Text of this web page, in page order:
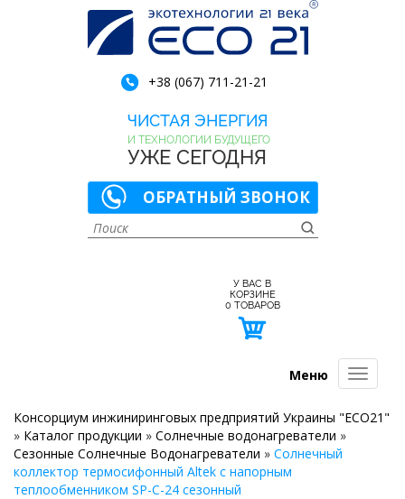
+38 (067) 711-21-21
ЧИСТАЯ ЭНЕРГИЯ
И ТЕХНОЛОГИИ БУДУЩЕГО
УЖЕ СЕГОДНЯ
ОБРАТНЫЙ ЗВОНОК
У ВАС В
КОРЗИНЕ
0 ТОВАРОВ
Меню
Консорциум инжиниринговых предприятий Украины "ECO21"
» Каталог продукции » Солнечные водонагреватели »
Сезонные Солнечные Водонагреватели » Солнечный
коллектор термосифонный Altek с напорным
теплообменником SP-C-24 сезонный